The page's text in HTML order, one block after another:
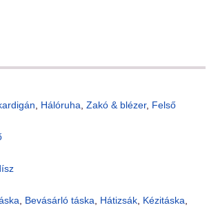
Hálóruha Zakó & blézer, Felső
Bevásárló táska Hátizsák, Kézitáska